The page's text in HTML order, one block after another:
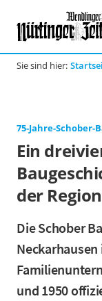
Sie sind hier:
75-Jahre-
Ein
der Region
Die Schober
und 1950